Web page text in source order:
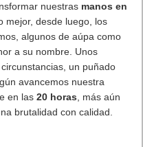
nuestras manos en
mejor, desde luego, los
algunos de aúpa como
a su nombre. Unos
un puñado
avancemos nuestra
en las20 horas, más aún
brutalidad con calidad.